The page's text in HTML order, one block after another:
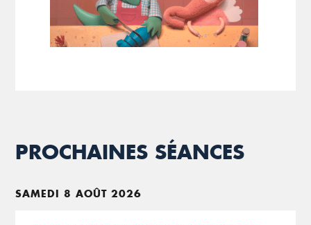
PROCHAINES SÉANCES
SAMEDI 8 AOÛT 2026